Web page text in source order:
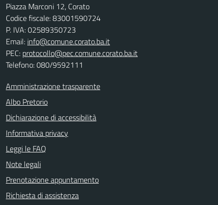
Piazza Marconi 12, Corato
Codice fiscale: 83001590724
P. IVA: 02589350723
Email: info@comune.corato.ba.it
PEC: protocollo@pec.comune.corato.ba.it
Telefono: 080/9592111
Amministrazione trasparente
Albo Pretorio
Dichiarazione di accessibilità
Informativa privacy
Leggi le FAQ
Note legali
Prenotazione appuntamento
Richiesta di assistenza